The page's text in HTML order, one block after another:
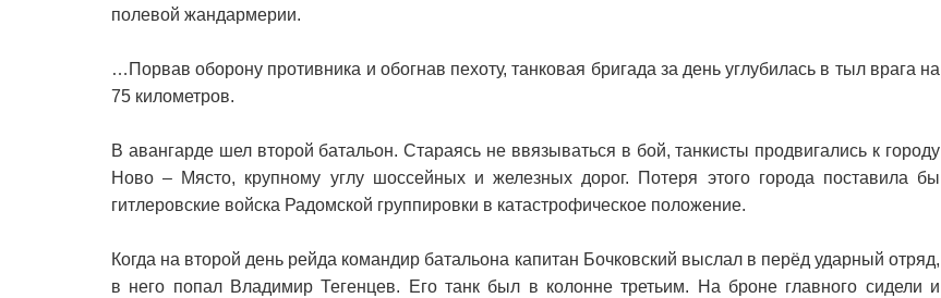
полевой жандармерии.
…Порвав оборону противника и обогнав пехоту, танковая бригада за день углубилась в тыл врага на
75 километров.
В авангарде шел второй батальон. Стараясь не ввязываться в бой, танкисты продвигались к городу
Ново – Място, крупному углу шоссейных и железных дорог. Потеря этого города поставила бы
гитлеровские войска Радомской группировки в катастрофическое положение.
Когда на второй день рейда командир батальона капитан Бочковский выслал в перёд ударный отряд,
в него попал Владимир Тегенцев. Его танк был в колонне третьим. На броне главного сидели и